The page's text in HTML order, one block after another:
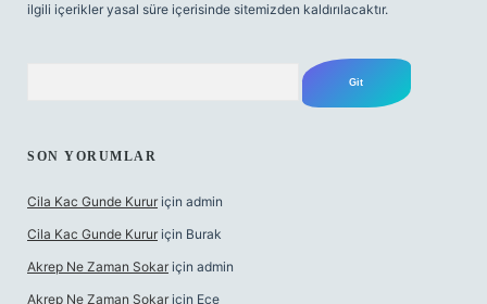
ilgili içerikler yasal süre içerisinde sitemizden kaldırılacaktır.
SON YORUMLAR
Cila Kac Gunde Kurur için admin
Cila Kac Gunde Kurur için Burak
Akrep Ne Zaman Sokar için admin
Akrep Ne Zaman Sokar için Ece